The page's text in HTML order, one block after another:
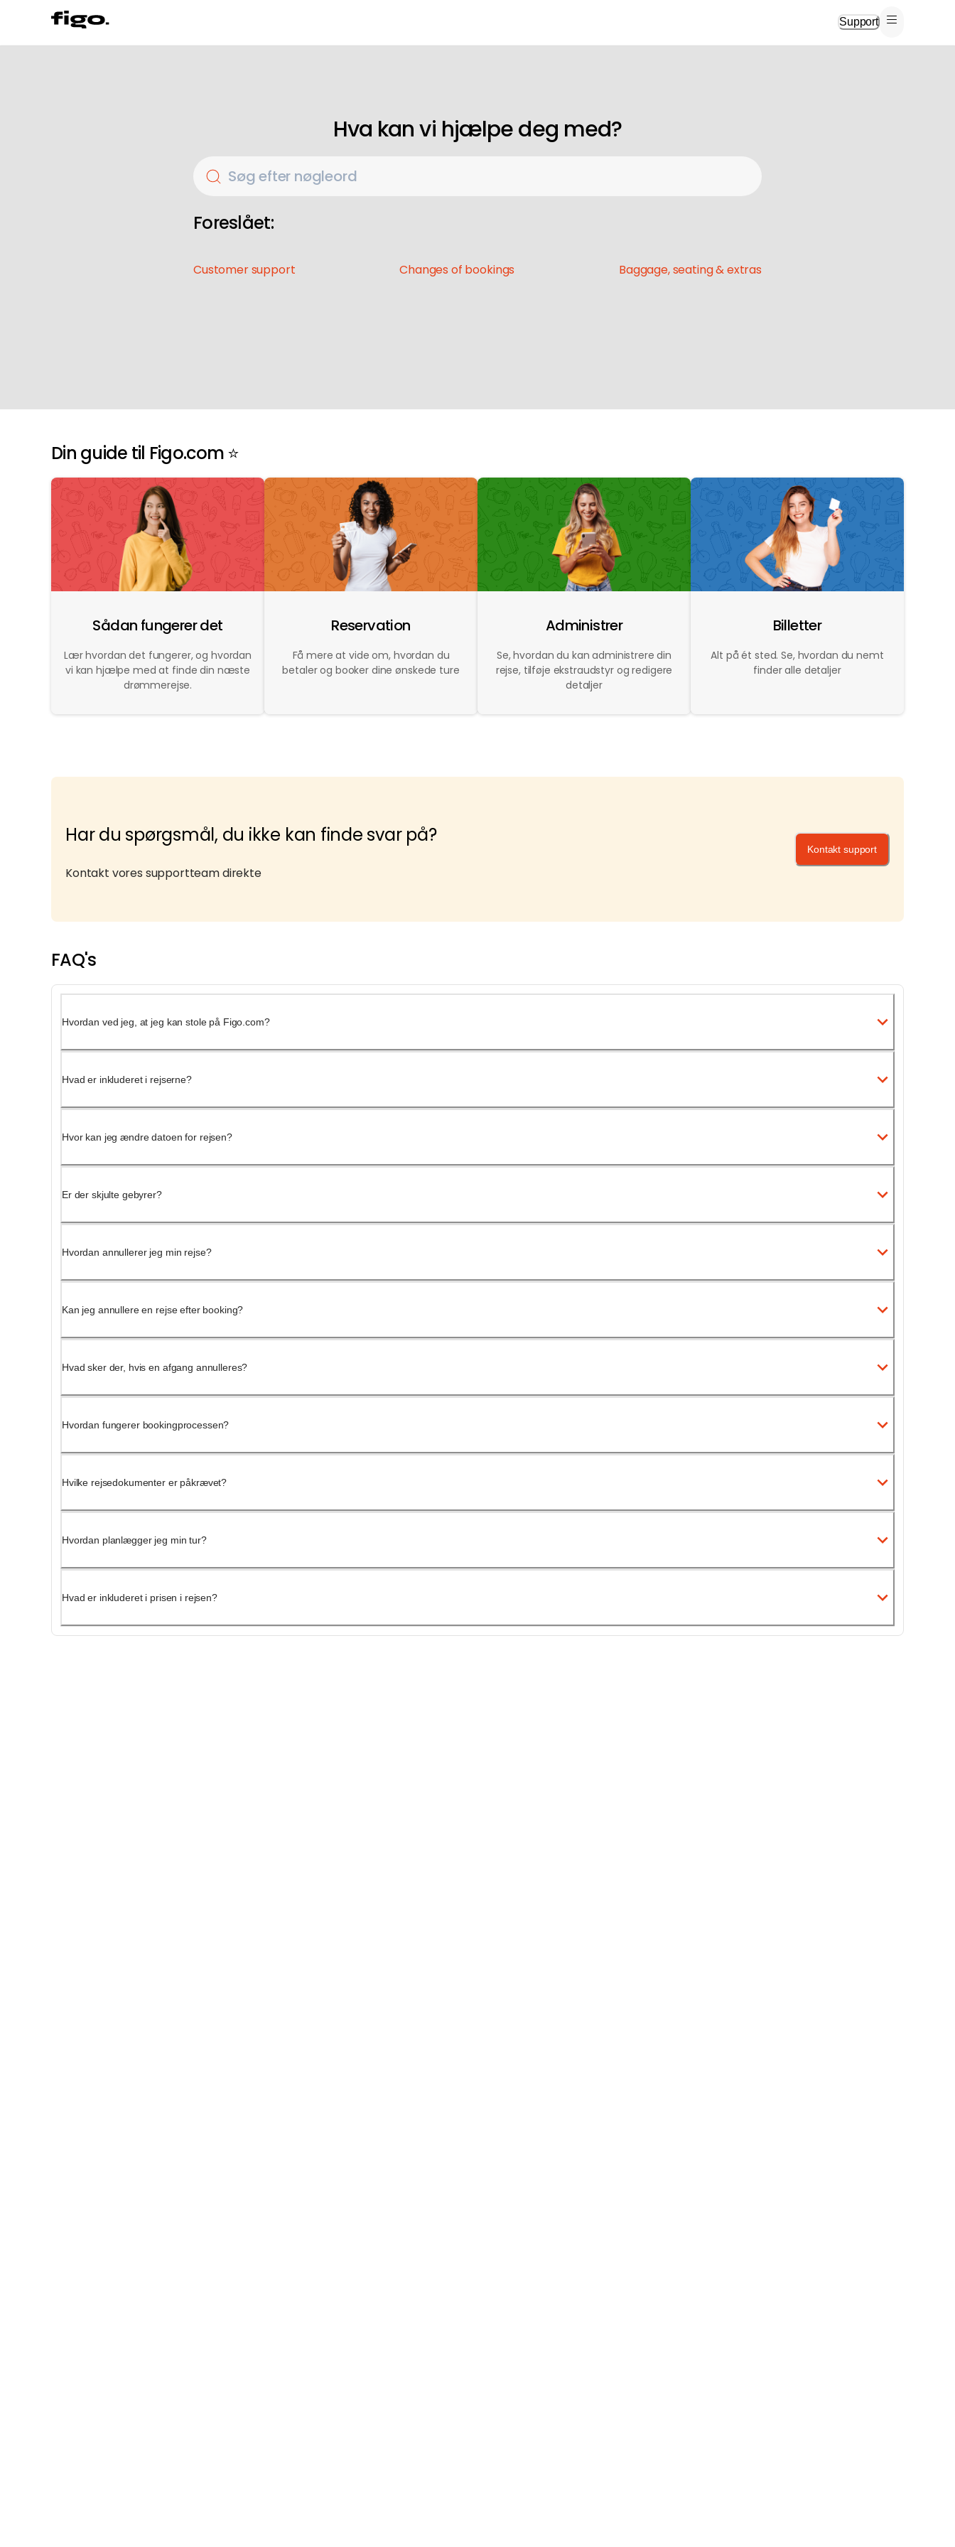
Support
Hva kan vi hjælpe deg med?
Søg efter nøgleord
Foreslået:
Customer support Changes of bookings Baggage, seating & extras
Din guide til Figo.com ⭐️
Sådan fungerer det
Lær hvordan det fungerer, og hvordan
vi kan hjælpe med at finde din næste
drømmerejse.
Reservation
Få mere at vide om, hvordan du
betaler og booker dine ønskede ture
Administrer
Se, hvordan du kan administrere din
rejse, tilføje ekstraudstyr og redigere
detaljer
Billetter
Alt på ét sted. Se, hvordan du nemt
finder alle detaljer
Har du spørgsmål, du ikke kan finde svar på?
Kontakt vores supportteam direkte
Kontakt support
FAQ's
Hvordan ved jeg, at jeg kan stole på Figo.com?
Hvad er inkluderet i rejserne?
Hvor kan jeg ændre datoen for rejsen?
Er der skjulte gebyrer?
Hvordan annullerer jeg min rejse?
Kan jeg annullere en rejse efter booking?
Hvad sker der, hvis en afgang annulleres?
Hvordan fungerer bookingprocessen?
Hvilke rejsedokumenter er påkrævet?
Hvordan planlægger jeg min tur?
Hvad er inkluderet i prisen i rejsen?